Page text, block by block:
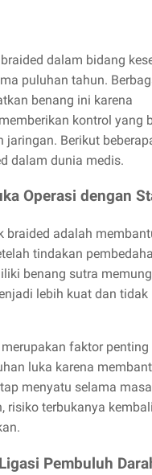
dalam bidang
puluhan tahun.
benang ini karena
kontrol yang
jaringan. Berikut
dalam dunia medis.
Operasi dengan
braided adalah
tindakan
benang sutra
lebih kuat dan tidak
faktor penting
luka karena
menyatu selama
risiko terbukanya
Pembuluh